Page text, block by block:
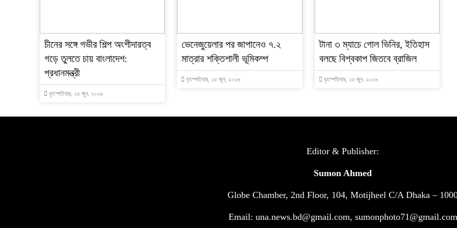
চীনের সঙ্গে গভীর শিল্প অংশীদারত্ব
গড়ে তুলতে চায় বাংলাদেশ:
প্রধানমন্ত্রী
বৃহস্পতিবার, ২৫ জুন, ২০২৬
ভেনেজুয়েলার পর জাপানেও ৭.২
মাত্রার শক্তিশালী ভূমিকম্প
বৃহস্পতিবার, ২৫ জুন, ২০২৬
টানা ৩ ম্যাচে গোল ভিনির, ইতিহাস
বলছে বিশ্বকাপ জিতবে ব্রাজিল
বৃহস্পতিবার, ২৫ জুন, ২০২৬
Editor & Publisher:
Sumon Ahmed
Globe Chamber, 2nd Floor, 104, Motijheel C/A Dhaka –
Email: una.news.bd@gmail.com, sumonphoto71@gmail.com